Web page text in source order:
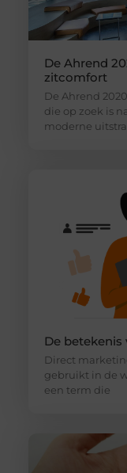
De Ahrend
zitcomfort
De Ahrend
die op zoek is
moderne
De
Direct
gebruikt in de
een term die